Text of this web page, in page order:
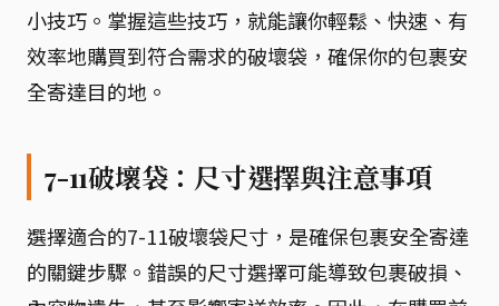
小技巧。掌握這些技巧，就能讓你輕鬆、快速、有
效率地購買到符合需求的破壞袋，確保你的包裹安
全寄達目的地。
7-11破壞袋：尺寸選擇與注意事項
選擇適合的7-11破壞袋尺寸，是確保包裹安全寄達
的關鍵步驟。錯誤的尺寸選擇可能導致包裹破損、